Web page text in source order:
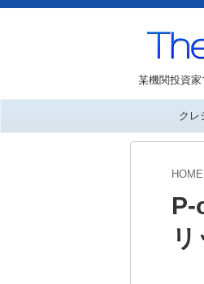
某機関投資
クレ
HOME
P-